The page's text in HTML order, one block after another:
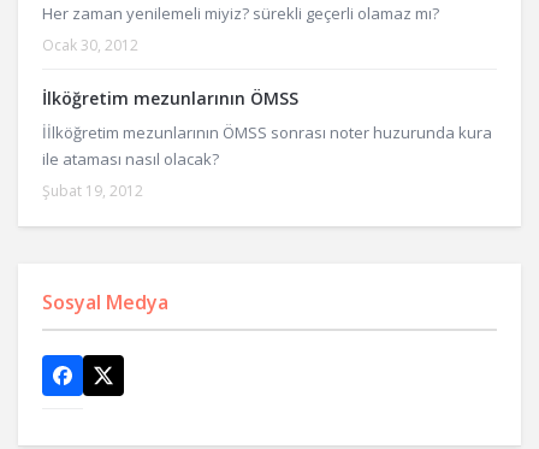
Her zaman yenilemeli miyiz? sürekli geçerli olamaz mı?
Ocak 30, 2012
İlköğretim mezunlarının ÖMSS
İİlköğretim mezunlarının ÖMSS sonrası noter huzurunda kura
ile ataması nasıl olacak?
Şubat 19, 2012
Sosyal Medya